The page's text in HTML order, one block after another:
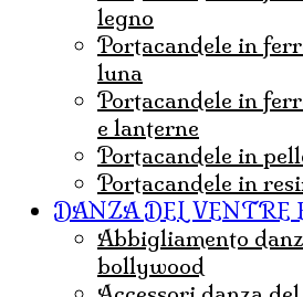
legno
portacandele in ferro e legno sole
luna
portacandele in ferro, in ferro e legno
e lanterne
portacandele in
portacandele in
DANZA DEL VENTRE
abbigliamento danza del ventre e
bollywood